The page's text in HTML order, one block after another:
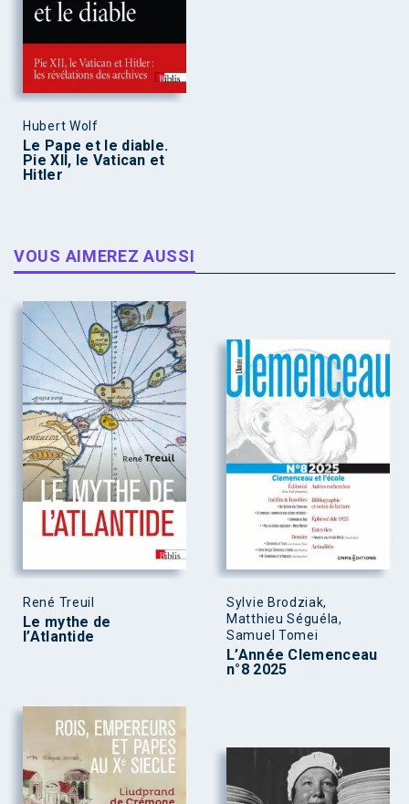
Hubert Wolf
Le Pape et le diable.
Pie XII, le Vatican et
Hitler
VOUS AIMEREZ AUSSI
René Treuil
Le mythe de
l’Atlantide
Sylvie Brodziak,
Matthieu Séguéla,
Samuel Tomei
L’Année Clemenceau
n°8 2025